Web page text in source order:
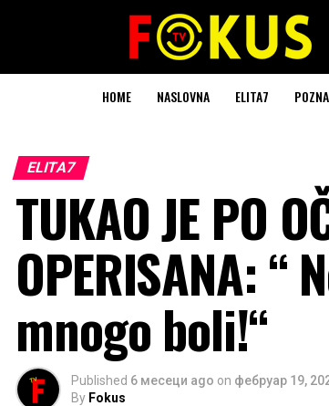
HOME NASLOVNA ELITA7
ELITA7
TUKAO JE PO
OPERISANA: “
mnogo boli!“
Published 6 месеци ago on фебруар 19,
By Fokus